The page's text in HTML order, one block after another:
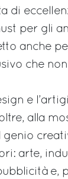
di
per gli
anche
che
e
alla
genio
arte,
e,